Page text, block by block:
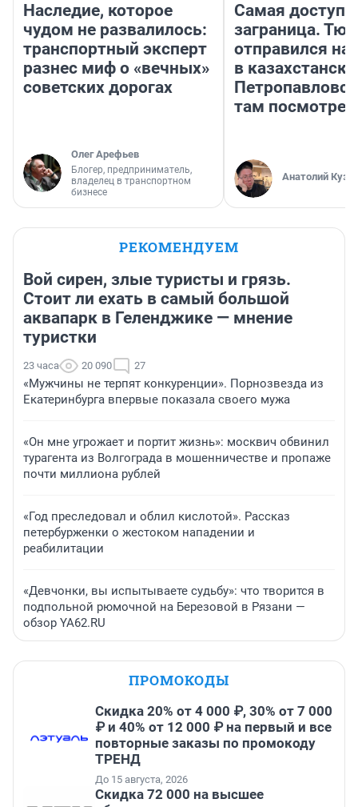
Наследие, которое
чудом не развалилось:
транспортный эксперт
разнес миф о «вечных»
советских дорогах
Олег Арефьев
Блогер, предприниматель,
владелец в транспортном
бизнесе
Самая
заграница.
отправился
в
там
Анатолий
РЕКОМЕНДУЕМ
Вой сирен, злые туристы и грязь.
Стоит ли ехать в самый большой
аквапарк в Геленджике — мнение
туристки
23 часа 20 090 27
«Мужчины не терпят конкуренции». Порнозвезда из
Екатеринбурга впервые показала своего мужа
«Он мне угрожает и портит жизнь»: москвич обвинил
турагента из Волгограда в мошенничестве и пропаже
почти миллиона рублей
«Год преследовал и облил кислотой». Рассказ
петербурженки о жестоком нападении и
реабилитации
«Девчонки, вы испытываете судьбу»: что творится в
подпольной рюмочной на Березовой в Рязани —
обзор YA62.RU
ПРОМОКОДЫ
Скидка 20% от 4 000 ₽, 30% от 7 000
₽ и 40% от 12 000 ₽ на первый и все
повторные заказы по промокоду
ТРЕНД
До 15 августа, 2026
Скидка 72 000 на высшее